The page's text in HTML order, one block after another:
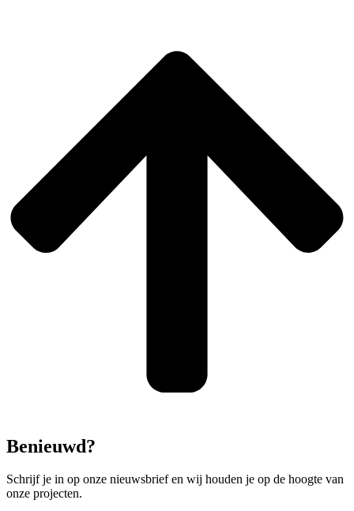
Benieuwd?
Schrijf je in op onze nieuwsbrief en wij houden je op de hoogte van
onze projecten.